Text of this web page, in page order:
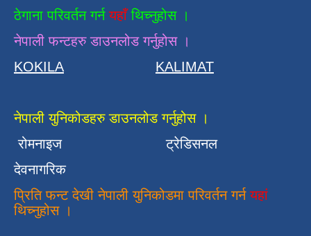
ठेगाना परिवर्तन गर्नयहाँ थिच्नुहोस ।
नेपाली फन्टहरु डाउनलोड गर्नुहोस ।
KOKILA
KALIMAT
नेपाली युनिकोडहरु डाउनलोड गर्नुहोस ।
रोमनाइज
ट्रेडिसनल
देवनागरिक
प्रिति फन्ट देखी नेपाली युनिकोडमा परिवर्तन गर्न यहां
थिच्नुहोस ।